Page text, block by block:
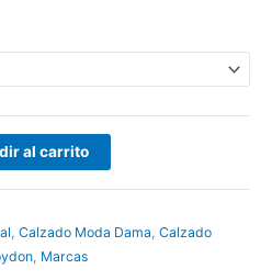
al carrito
, Calzado Moda Dama, Calzado
, Marcas